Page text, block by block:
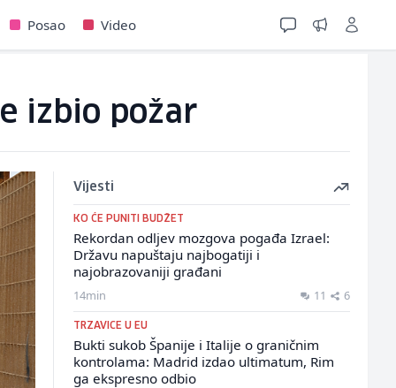
Posao Video
izbio požar
Vijesti
KO ĆE PUNITI BUDŽET
Rekordan odljev mozgova pogađa Izrael:
Državu napuštaju najbogatiji i
najobrazovaniji građani
14min 11 6
TRZAVICE U EU
Bukti sukob Španije i Italije o graničnim
kontrolama: Madrid izdao ultimatum, Rim
ga ekspresno odbio